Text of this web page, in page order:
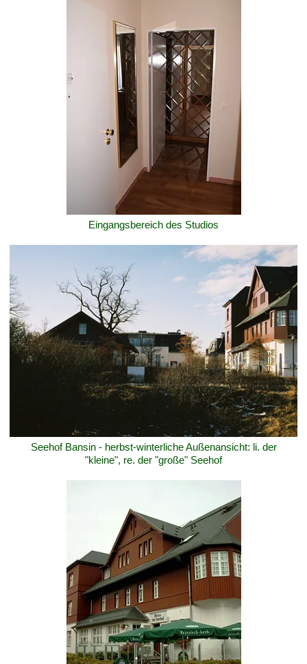
Eingangsbereich des Studios
Seehof Bansin - herbst-winterliche Außenansicht: li. der
"kleine", re. der "große" Seehof